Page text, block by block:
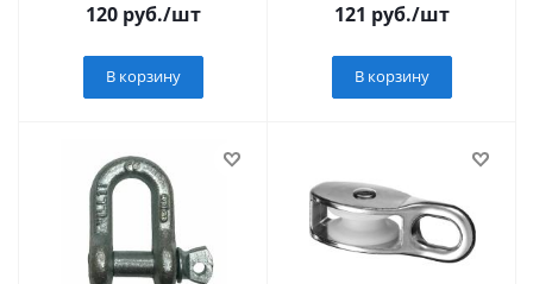
120 руб./шт
В корзину
121 руб./шт
В корзину